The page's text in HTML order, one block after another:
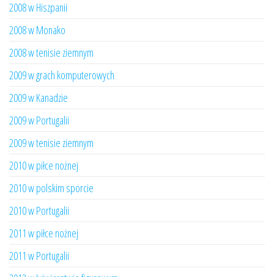
2008 w Hiszpanii
2008 w Monako
2008 w tenisie ziemnym
2009 w grach komputerowych
2009 w Kanadzie
2009 w Portugalii
2009 w tenisie ziemnym
2010 w piłce nożnej
2010 w polskim sporcie
2010 w Portugalii
2011 w piłce nożnej
2011 w Portugalii